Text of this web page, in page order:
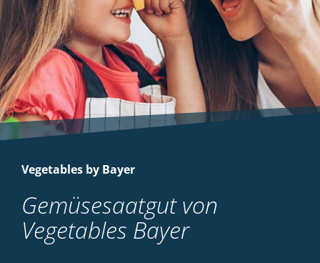
Vegetables by Bayer
Gemüsesaatgut von
Vegetables Bayer